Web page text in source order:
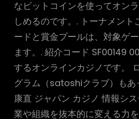
なビットコインを使ってオン
しめるのです。. トーナメント
ードと賞金プールは、対象ゲ
ます。. 紹介コード SF00149
するオンラインカジノです。
グラム（satoshiクラブ）もあ
康直 ジャパン カジノ 情報シ
業や組織を抜本的に変える力